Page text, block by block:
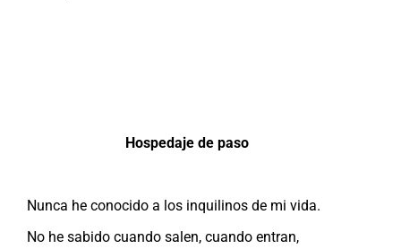
Hospedaje de paso
Nunca he conocido a los inquilinos de mi vida.
No he sabido cuando salen, cuando entran,